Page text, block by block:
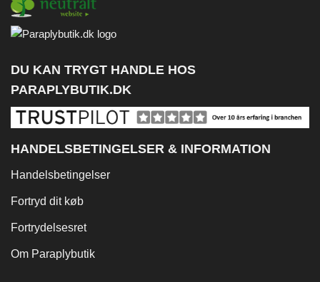
DU KAN TRYGT HANDLE HOS
PARAPLYBUTIK.DK
HANDELSBETINGELSER & INFORMATION
Handelsbetingelser
Fortryd dit køb
Fortrydelsesret
Om Paraplybutik